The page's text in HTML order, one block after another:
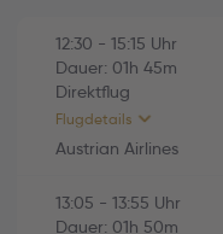
12:30 - 15:15 Uhr
Dauer: 01h 45m
Direktflug
Flugdetails
Austrian Airlines
HINFLUG (Direktflug)
13:05 - 13:55 Uhr
Dauer: 01h 50m